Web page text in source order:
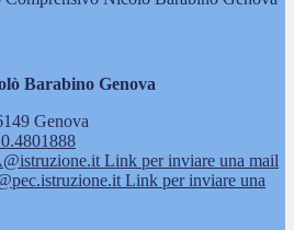
Barabino Genova
Genova
Link per inviare una mail
Link per inviare una